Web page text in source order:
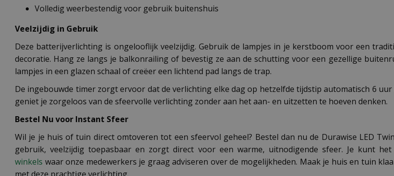
Volledig weerbestendig voor gebruik buitenshuis
Veelzijdig in Gebruik
Deze batterijverlichting is ongelooflijk veelzijdig. Gebruik de lampjes in je kerstboom voor een
decoratie. Hang ze langs je balkonrailing of bevestig ze aan de schutting voor een gezellige
lampjes in een glazen schaal of creëer een lichtend pad langs de trap.
De ingebouwde timer zorgt ervoor dat de verlichting elke dag op hetzelfde tijdstip automatisch 6
geniet je zorgeloos van de sfeervolle verlichting zonder aan het aan- en uitzetten te hoeven denken.
Bestel Nu voor Instant Sfeer
Wil je je huis of tuin direct omtoveren tot een sfeervol geheel? Bestel dan nu de Durawise LED
gebruik, veelzijdig toepasbaar en zorgt direct voor een warme, uitnodigende sfeer. Je kunt
winkels waar onze medewerkers je graag adviseren over de mogelijkheden. Maak je huis en tuin